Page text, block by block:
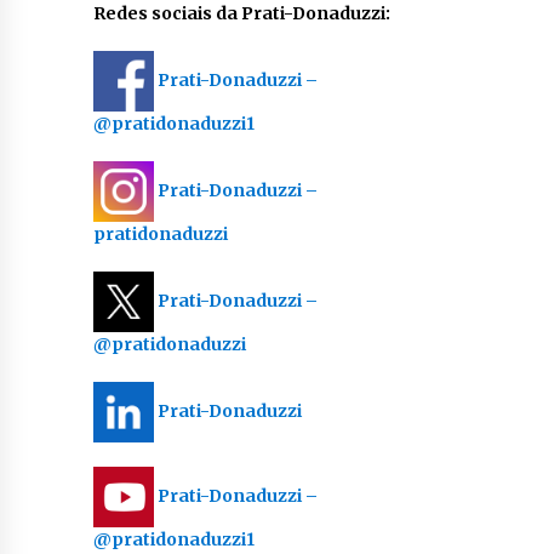
Redes sociais da Prati-Donaduzzi:
Prati-Donaduzzi –
@pratidonaduzzi1
Prati-Donaduzzi –
pratidonaduzzi
Prati-Donaduzzi –
@pratidonaduzzi
Prati-Donaduzzi
Prati-Donaduzzi –
@pratidonaduzzi1